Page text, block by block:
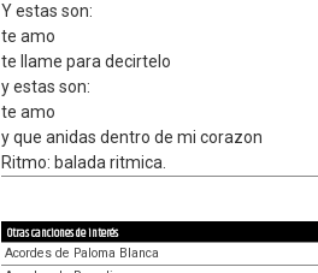
Y estas son:
te amo
te llame para decirtelo
y estas son:
te amo
y que anidas dentro de mi corazon
Ritmo: balada ritmica.
Otras canciones de interés
Acordes de Paloma Blanca